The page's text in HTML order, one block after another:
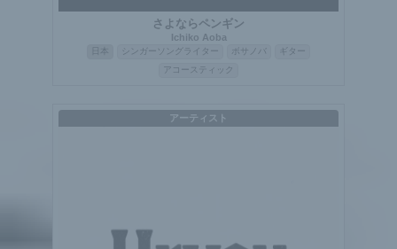
さよならペンギン
Ichiko Aoba
シンガーソングライター ボサノバ
ギター
アコースティック
アーティスト